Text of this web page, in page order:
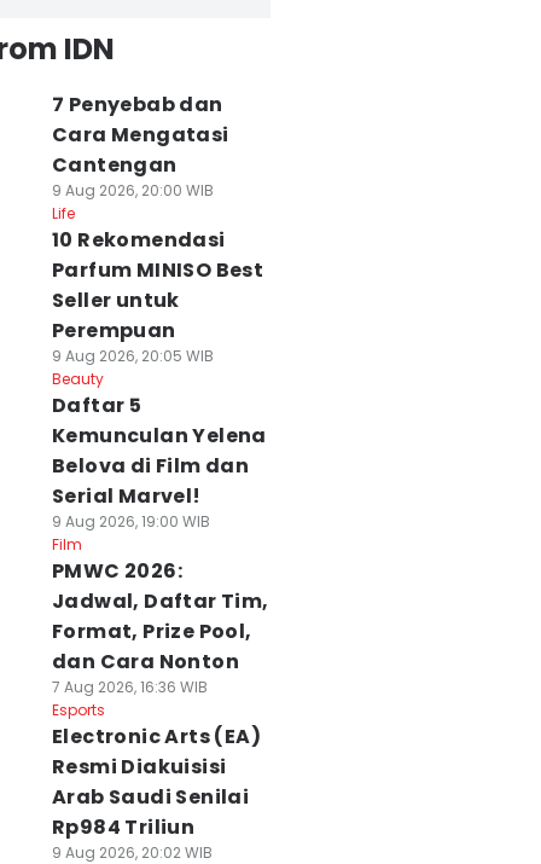
IDN
7 Penyebab dan
Cara Mengatasi
Cantengan
9 Aug 2026, 20:00 WIB
Life
10 Rekomendasi
Parfum MINISO Best
Seller untuk
Perempuan
9 Aug 2026, 20:05 WIB
Beauty
Daftar 5
Kemunculan Yelena
Belova di Film dan
Serial Marvel!
9 Aug 2026, 19:00 WIB
Film
PMWC 2026:
Jadwal, Daftar Tim,
Format, Prize Pool,
dan Cara Nonton
7 Aug 2026, 16:36 WIB
Esports
Electronic Arts (EA)
Resmi Diakuisisi
Arab Saudi Senilai
Rp984 Triliun
9 Aug 2026, 20:02 WIB